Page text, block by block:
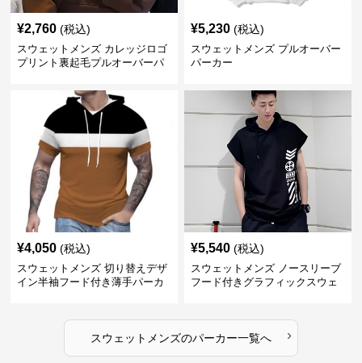
¥2,760 (税込)
スウェットメンズ カレッジロゴ
プリント裏起毛プルオーバーパ
¥5,230 (税込)
スウェットメンズ プルオーバー
パーカー
¥4,050 (税込)
スウェットメンズ 切り替えデザ
イン半袖フード付き薄手パーカ
¥5,540 (税込)
スウェットメンズ ノースリーブ
フード付きグラフィックスウェ
スウェットメンズのパーカー一覧へ ›